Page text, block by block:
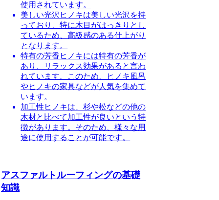
使用されています。
美しい光沢 ヒノキは美しい光沢を持
っており、特に木目がはっきりとし
ているため、高級感のある仕上がり
となります。
特有の芳香 ヒノキには特有の芳香が
あり、リラックス効果があると言わ
れています。このため、ヒノキ風呂
やヒノキの家具などが人気を集めて
います。
加工性 ヒノキは、杉や松などの他の
木材と比べて加工性が良いという特
徴があります。そのため、様々な用
途に使用することが可能です。
アスファルトルーフィングの基礎
知識